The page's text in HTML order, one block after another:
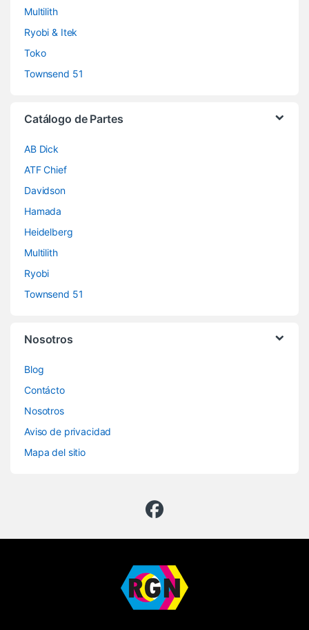
Multilith
Ryobi & Itek
Toko
Townsend 51
Catálogo de Partes
AB Dick
ATF Chief
Davidson
Hamada
Heidelberg
Multilith
Ryobi
Townsend 51
Nosotros
Blog
Contácto
Nosotros
Aviso de privacidad
Mapa del sitio